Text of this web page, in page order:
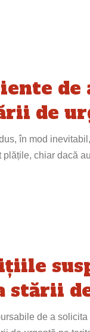
de
în mod
chiar dacă
stării
de a